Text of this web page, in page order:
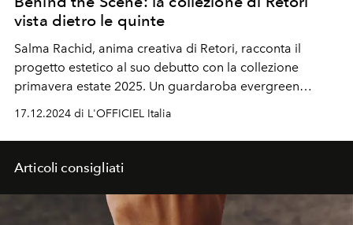
vista dietro le quinte
Salma Rachid, anima creativa di Retori, racconta il
progetto estetico al suo debutto con la collezione
primavera estate 2025. Un guardaroba evergreen
mood androgino con un tocco di sensualità.
17.12.2024 di L'OFFICIEL Italia
Articoli consigliati